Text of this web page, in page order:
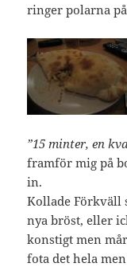
ringer polarna
”15 minter, en
framför mig på
in.
Kollade Förkväll
nya bröst, eller
konstigt men
fota det hela